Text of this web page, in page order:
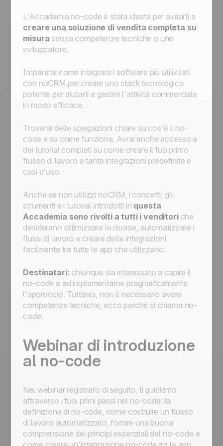
della pipeline di vendita, pianificare l'azione
da svolgere
Assegnare ad un agente un'opportunità in
arrivo in base a determinati criteri
utente specifico
Come iniziare con l'automazione:
automatizzare i flussi di lavoro per
semplificare i processi
L'Accademia no-code è stata ideata per aiutarti a
creare una soluzione di vendita completa su
misura senza competenze tecniche o uno
sviluppatore.
Imparerai come integrare i software più utilizzati
con noCRM per creare uno stack tecnologico
potente per aiutarti a gestire l'attività commerciale
in modo efficace.
Troverai delle spiegazioni chiare su cos'è il no-
code e su come funziona. Avrai anche accesso a
dei tutorial completi su come creare il tuo primo
flusso di lavoro e tante integrazioni predefinite e
casi d'uso.
Anche se non utilizzi noCRM, i concetti, gli
strumenti e i tutorial introdotti in questa
Accademia sono rivolti a tutti i venditoriche
desiderano ottimizzare le risorse, automatizzare i
flussi di lavoro e creare delle integrazioni
facilmente tra tutte le app che utilizzano.
Destinatari: chiunque sia interessato a capire il
no-code e ad implementarne pragmaticamente
l'approccio. Tuttavia, non è necessario avere
competenze tecniche, ecco perché si chiama no-
code.
Webinar di introduzione
al no-code
Nel webinar registrato di seguito, ti guidiamo
attraverso i tuoi primi passi nel no-code: la
definizione di no-code, come costruire un flusso
di lavoro automatizzato, fornire una buona
comprensione dei principi essenziali del no-code e